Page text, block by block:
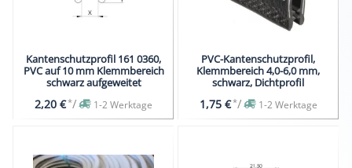
Kantenschutzprofil 161 0360,
PVC auf 10 mm Klemmbereich
schwarz aufgeweitet
2,20 €*/ 1-2 Werktage
PVC-Kantenschutzprofil,
Klemmbereich 4,0-6,0 mm,
schwarz, Dichtprofil
1,75 €*/ 1-2 Werktage